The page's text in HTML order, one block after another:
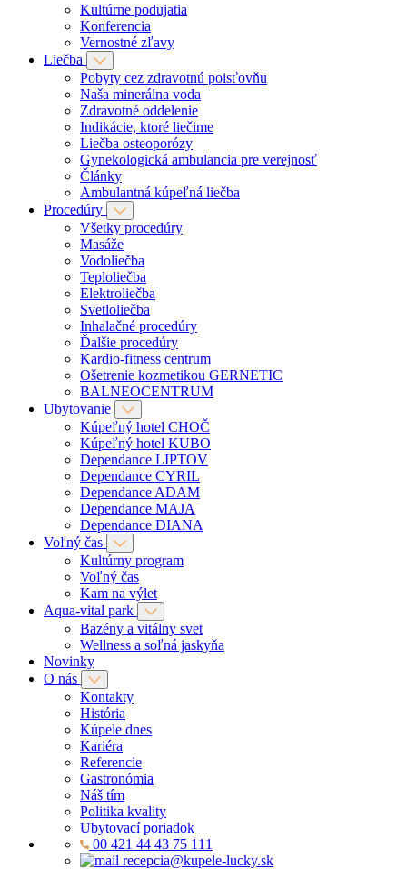
Kultúrne podujatia
Konferencia
Vernostné zľavy
Liečba
Pobyty cez zdravotnú poisťovňu
Naša minerálna voda
Zdravotné oddelenie
Indikácie, ktoré liečime
Liečba osteoporózy
Gynekologická ambulancia pre verejnosť
Články
Ambulantná kúpeľná liečba
Procedúry
Všetky procedúry
Masáže
Vodoliečba
Teploliečba
Elektroliečba
Svetloliečba
Inhalačné procedúry
Ďalšie procedúry
Kardio-fitness centrum
Ošetrenie kozmetikou GERNETIC
BALNEOCENTRUM
Ubytovanie
Kúpeľný hotel CHOČ
Kúpeľný hotel KUBO
Dependance LIPTOV
Dependance CYRIL
Dependance ADAM
Dependance MAJA
Dependance DIANA
Voľný čas
Kultúrny program
Voľný čas
Kam na výlet
Aqua-vital park
Bazény a vitálny svet
Wellness a soľná jaskyňa
Novinky
O nás
Kontakty
História
Kúpele dnes
Kariéra
Referencie
Gastronómia
Náš tím
Politika kvality
Ubytovací poriadok
00 421 44 43 75 111
recepcia@kupele-lucky.sk